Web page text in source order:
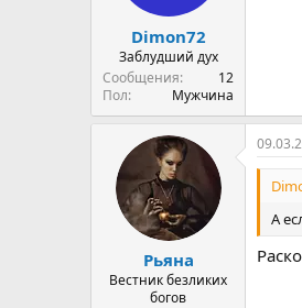
Dimon72
Заблудший дух
Сообщения
12
Пол
Мужчина
Рьяна
Вестник безликих
богов
А